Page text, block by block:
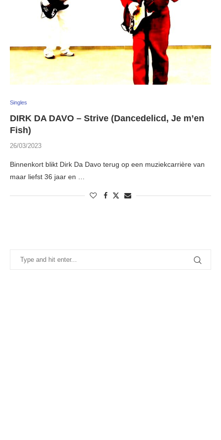
Singles
DIRK DA DAVO – Strive (Dancedelicd, Je m’en
Fish)
26/03/2023
Binnenkort blikt Dirk Da Davo terug op een muziekcarrière van
maar liefst 36 jaar en …